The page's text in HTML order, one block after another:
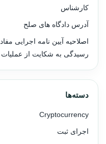
کارشناس
آدرس دادگاه های صلح
اصلاحیه آیین نامه اجرایی
رسیدگی به شکایت از عملیات
دسته‌ها
Cryptocurrency
اجرای ثبت